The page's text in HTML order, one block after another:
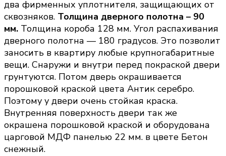
два фирменных уплотнителя, защищающих от
сквозняков. Толщина дверного полотна – 90
мм. Толщина короба 128 мм. Угол распахивания
дверного полотна — 180 градусов. Это позволит
заносить в квартиру любые крупногабаритные
вещи. Снаружи и внутри перед покраской двери
грунтуются. Потом дверь окрашивается
порошковой краской цвета Антик серебро.
Поэтому у двери очень стойкая краска.
Внутренняя поверхность двери так же
окрашена порошковой краской и оборудована
царговой МДФ панелью 22 мм. в цвете Бетон
снежный.